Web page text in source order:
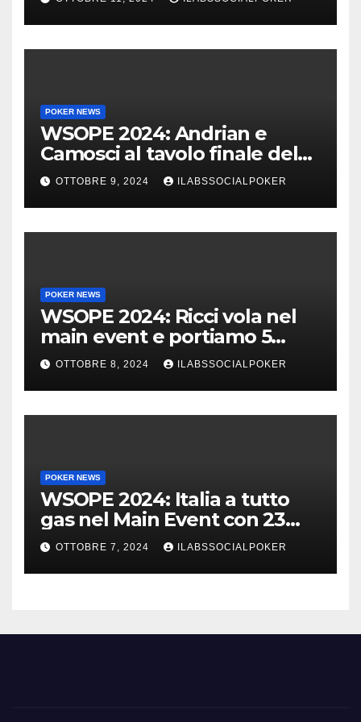
POKER NEWS
WSOPE 2024: Andrian e
Camosci al tavolo finale del
Main, vai Italia!!!
OTTOBRE 9, 2024 ILABSSOCIALPOKER
POKER NEWS
WSOPE 2024: Ricci vola nel
main event e portiamo 5
azzurri al day 4
OTTOBRE 8, 2024 ILABSSOCIALPOKER
POKER NEWS
WSOPE 2024: Italia a tutto
gas nel Main Event con 23
azzurri al day 3
OTTOBRE 7, 2024 ILABSSOCIALPOKER